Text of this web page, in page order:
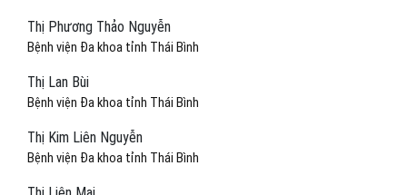
Thị Phương Thảo Nguyễn
Bệnh viện Đa khoa tỉnh Thái Bình
Thị Lan Bùi
Bệnh viện Đa khoa tỉnh Thái Bình
Thị Kim Liên Nguyễn
Bệnh viện Đa khoa tỉnh Thái Bình